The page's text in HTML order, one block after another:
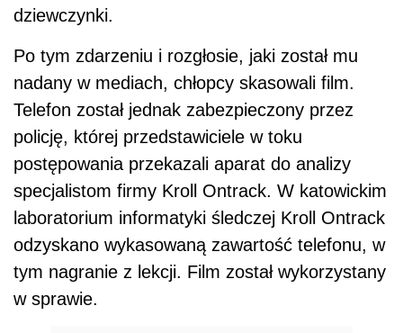
dziewczynki.
Po tym zdarzeniu i rozgłosie, jaki został mu
nadany w mediach, chłopcy skasowali film.
Telefon został jednak zabezpieczony przez
policję, której przedstawiciele w toku
postępowania przekazali aparat do analizy
specjalistom firmy Kroll Ontrack. W katowickim
laboratorium informatyki śledczej Kroll Ontrack
odzyskano wykasowaną zawartość telefonu, w
tym nagranie z lekcji. Film został wykorzystany
w sprawie.